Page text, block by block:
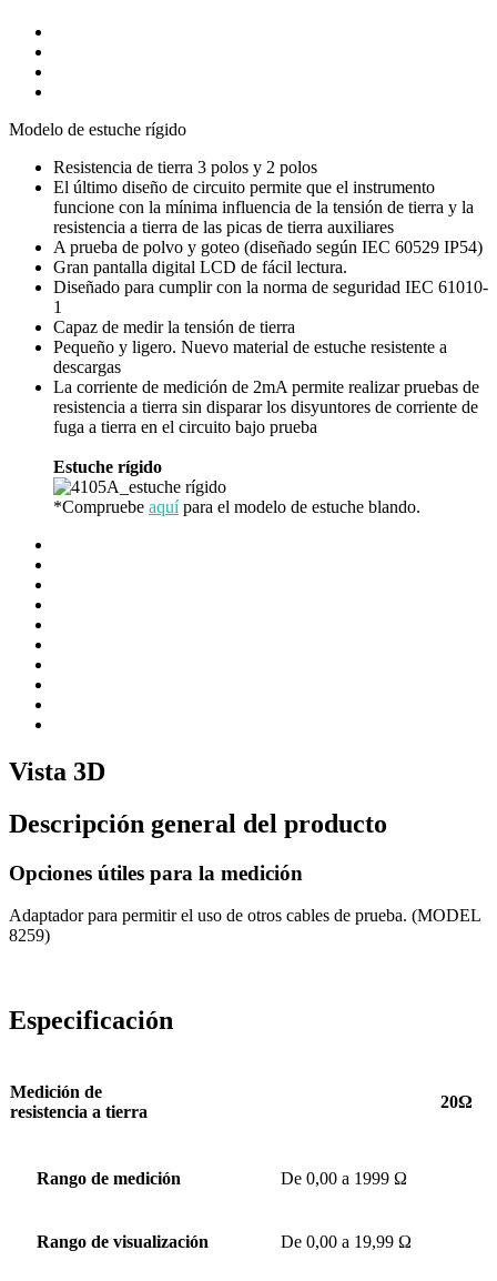
Modelo de estuche rígido
Resistencia de tierra 3 polos y 2 polos
El último diseño de circuito permite que el instrumento
funcione con la mínima influencia de la tensión de tierra y la
resistencia a tierra de las picas de tierra auxiliares
A prueba de polvo y goteo (diseñado según IEC 60529 IP54)
Gran pantalla digital LCD de fácil lectura.
Diseñado para cumplir con la norma de seguridad IEC 61010-
1
Capaz de medir la tensión de tierra
Pequeño y ligero. Nuevo material de estuche resistente a
descargas
La corriente de medición de 2mA permite realizar pruebas de
resistencia a tierra sin disparar los disyuntores de corriente de
fuga a tierra en el circuito bajo prueba
Estuche rígido
*Compruebe aquípara el modelo de estuche blando.
Vista 3D
Descripción general del producto
Opciones útiles para la medición
Adaptador para permitir el uso de otros cables de prueba. (MODEL
8259)
Especificación
Medición de
resistencia a tierra
20Ω
Rango de medición De 0,00 a 1999 Ω
Rango de visualización De 0,00 a 19,99 Ω